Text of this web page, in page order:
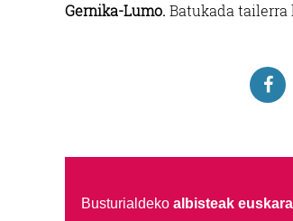
Gernika-Lumo. Batukada tailerra
Busturialdeko albisteak